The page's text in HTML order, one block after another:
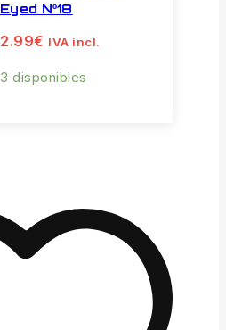
Eyed Nº18
2.99€ IVA incl.
3 disponibles